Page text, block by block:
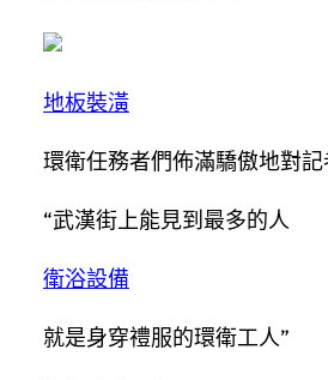
地板裝潢
環衛任務者們佈滿驕傲地對
“武漢街上能見到最多的人
衛浴設備
就是身穿禮服的環衛工人”